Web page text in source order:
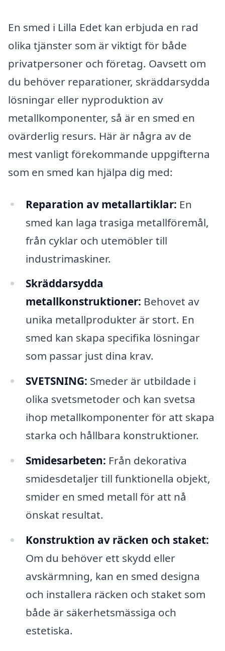
En smed i Lilla Edet kan erbjuda en rad
olika tjänster som är viktigt för både
privatpersoner och företag. Oavsett om
du behöver reparationer, skräddarsydda
lösningar eller nyproduktion av
metallkomponenter, så är en smed en
ovärderlig resurs. Här är några av de
mest vanligt förekommande uppgifterna
som en smed kan hjälpa dig med:
Reparation av metallartiklar: En
smed kan laga trasiga metallföremål,
från cyklar och utemöbler till
industrimaskiner.
Skräddarsydda
metallkonstruktioner: Behovet av
unika metallprodukter är stort. En
smed kan skapa specifika lösningar
som passar just dina krav.
SVETSNING: Smeder är utbildade i
olika svetsmetoder och kan svetsa
ihop metallkomponenter för att skapa
starka och hållbara konstruktioner.
Smidesarbeten: Från dekorativa
smidesdetaljer till funktionella objekt,
smider en smed metall för att nå
önskat resultat.
Konstruktion av räcken och staket:
Om du behöver ett skydd eller
avskärmning, kan en smed designa
och installera räcken och staket som
både är säkerhetsmässiga och
estetiska.